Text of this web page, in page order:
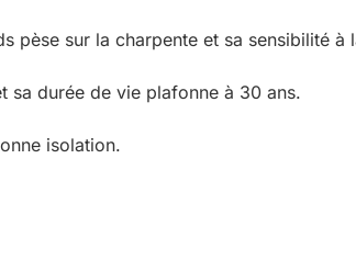
pèse sur la charpente et sa sensibilité à
sa durée de vie plafonne à 30 ans.
isolation.